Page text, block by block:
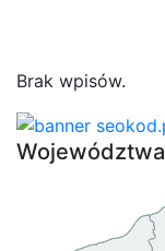
Brak wpisów.
Województwa